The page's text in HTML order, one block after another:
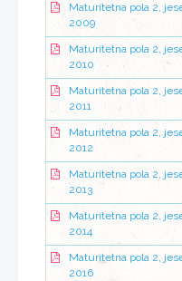
Maturitetna pola 2,
2009
Maturitetna pola 2,
2010
Maturitetna pola 2,
2011
Maturitetna pola 2,
2012
Maturitetna pola 2,
2013
Maturitetna pola 2,
2014
Maturitetna pola 2,
2016